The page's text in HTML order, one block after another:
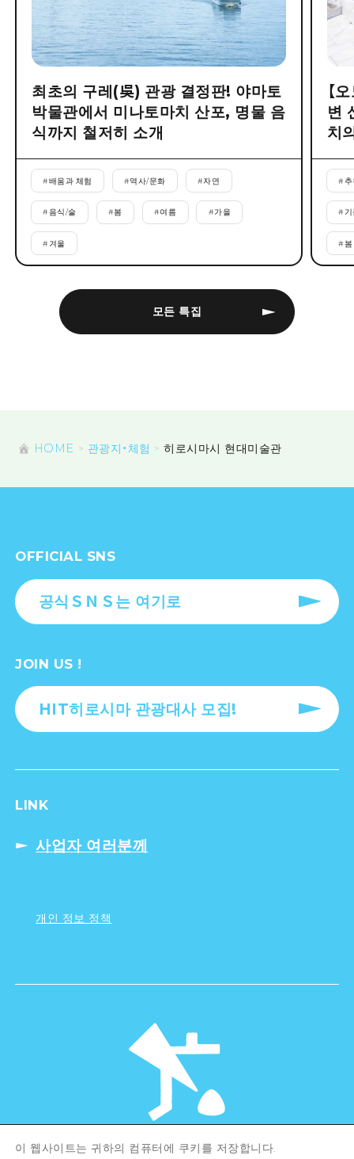
모든 특집
최초의 구레(吳) 관광 결정판! 야마토
박물관에서 미나토마치 산포, 명물 음
식까지 철저히 소개
#배움과 체험 #역사/문화 #자연
#음식/술 #봄 #여름 #가을
# 겨울
【
변
치
#
#
#봄
HOME 관광지・체험 히로시마시 현대미술관
OFFICIAL SNS
공식ＳＮＳ는 여기로
JOIN US !
HIT히로시마 관광대사 모집!
LINK
사업자 여러분께
개인 정보 정책
©Hiroshima Tourism Association /
이 웹사이트는 귀하의 컴퓨터에 쿠키를 저장합니다.